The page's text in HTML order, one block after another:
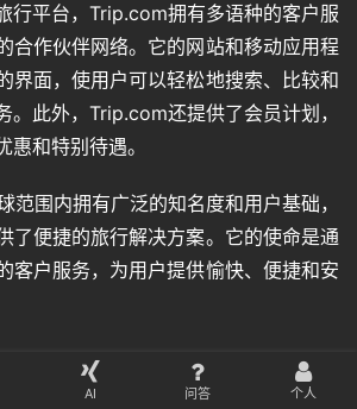
行平台，Trip.com拥有多语种的客户服
合作伙伴网络。它的网站和移动应用程
界面，使用户可以轻松地搜索、比较和
。此外，Trip.com还提供了会员计划，
和特别待遇。
范围内拥有广泛的知名度和用户基础，
了便捷的旅行解决方案。它的使命是通
客户服务，为用户提供愉快、便捷和安
AI 问答 个人